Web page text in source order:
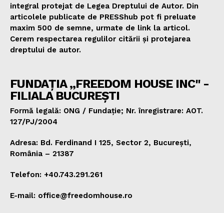
integral protejat de Legea Dreptului de Autor. Din
articolele publicate de PRESShub pot fi preluate
maxim 500 de semne, urmate de link la articol.
Cerem respectarea regulilor citării și protejarea
dreptului de autor.
FUNDAȚIA „FREEDOM HOUSE INC" -
FILIALA BUCUREȘTI
Formă legală: ONG / Fundație; Nr. înregistrare: AOT.
127/PJ/2004
Adresa: Bd. Ferdinand I 125, Sector 2, București,
România – 21387
Telefon: +40.743.291.261
E-mail: office@freedomhouse.ro